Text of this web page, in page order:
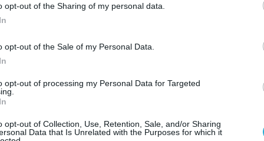
opt-out of the Sharing of my personal data.
opt-out of the Sale of my Personal Data.
opt-out of processing my Personal Data for Targeted
opt-out of Collection, Use, Retention, Sale, and/or Sharing
Data that Is Unrelated with the Purposes for which it
που της αποδόθηκε προ τριετίας,
ως “Macedonia”.
για ευαίσθητο εθνικό θέμα, που μας
όπως μεριμνήσετε, για την
ορθού όρου, καθώς επίσης και γιά την
λαθών στο μέλλον»